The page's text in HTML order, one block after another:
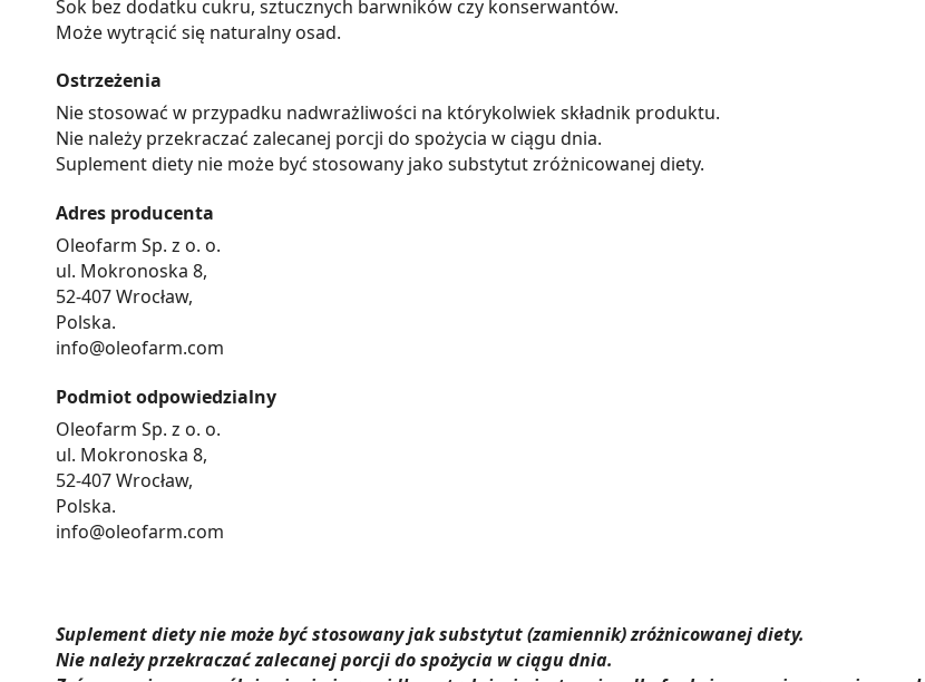
Sok bez dodatku cukru, sztucznych barwników czy konserwantów.
Może wytrącić się naturalny osad.
Ostrzeżenia
Nie stosować w przypadku nadwrażliwości na którykolwiek składnik produktu.
Nie należy przekraczać zalecanej porcji do spożycia w ciągu dnia.
Suplement diety nie może być stosowany jako substytut zróżnicowanej diety.
Adres producenta
Oleofarm Sp. z o. o.
ul. Mokronoska 8,
52-407 Wrocław,
Polska.
info@oleofarm.com
Podmiot odpowiedzialny
Oleofarm Sp. z o. o.
ul. Mokronoska 8,
52-407 Wrocław,
Polska.
info@oleofarm.com
Suplement diety nie może być stosowany jak substytut (zamiennik) zróżnicowanej diety.
Nie należy przekraczać zalecanej porcji do spożycia w ciągu dnia.